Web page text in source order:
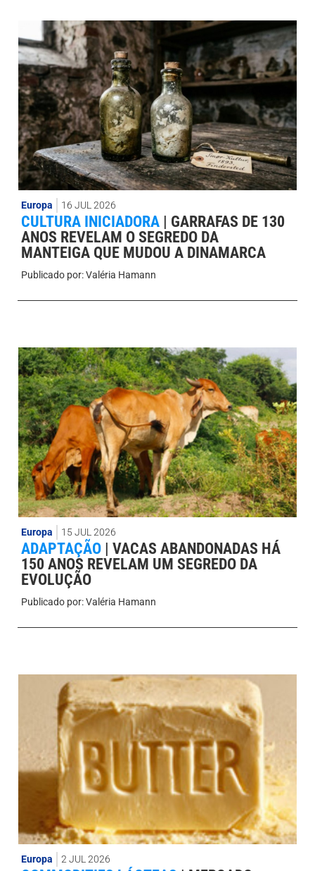
Europa 16 JUL 2026
CULTURA INICIADORA | GARRAFAS DE 130
ANOS REVELAM O SEGREDO DA
MANTEIGA QUE MUDOU A DINAMARCA
Publicado por:Valéria Hamann
Europa 15 JUL 2026
ADAPTAÇÃO | VACAS ABANDONADAS HÁ
150 ANOS REVELAM UM SEGREDO DA
EVOLUÇÃO
Publicado por:Valéria Hamann
Europa 2 JUL 2026